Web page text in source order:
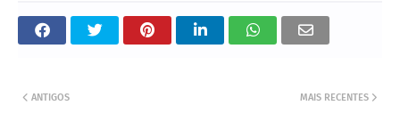
MAIS RECENTES
ANTIGOS